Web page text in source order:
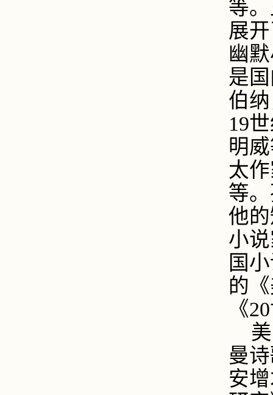
等
展
幽
是
伯
19
明
太
等
他
小
国
的
《20
曼
安